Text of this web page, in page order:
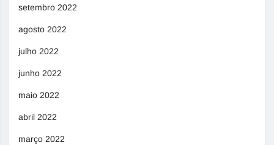
setembro 2022
agosto 2022
julho 2022
junho 2022
maio 2022
abril 2022
março 2022